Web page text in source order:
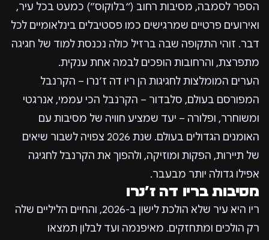
הספר לסמבה, מסיבות רחוב (“בלוקוס”) כמעט בכל עיר,
ואירועים פרטיים שמרגישים כמו פסטיבלים בינלאומיים לכל
דבר. זוהי התקופה שבה ברזיל כולה נכנסת למוד של חגיגה
מתפרצת, והרחובות הופכים לבמה אחת ענקית.
הערים המומלצות לחגיגות הן ריו דה ז’נרו – הקרנבל
המפורסם בעולם, סלבדור – הקרנבל הכי עממי, אנרגטי
ומשוחרר, ופלורה – יעד שמציע חוויה של מסיבות עם
האומנים הגדולים בעולם. שנת 2026 צפויה לשבור שיאים
של תיירות, הפקות ומוזיקה, ולהפוך את הקרנבל לחגיגה
אפילו גדולה יותר מבעבר.
מסיבות בריו דה ז’נרו
ריו היא עיר שלא הולכת לישון ב-2026, והחיים הליליים שלה
רק הולכים ומתחזקים. מאיפנמה ועד לבלון תמצאו